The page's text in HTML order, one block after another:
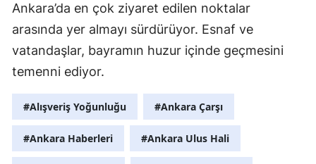
Ankara’da en çok ziyaret edilen noktalar
arasında yer almayı sürdürüyor. Esnaf ve
vatandaşlar, bayramın huzur içinde geçmesini
temenni ediyor.
#Alışveriş Yoğunluğu #Ankara Çarşı
#Ankara Haberleri #Ankara Ulus Hali